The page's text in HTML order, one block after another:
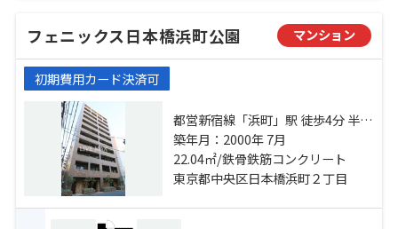
フェニックス日本橋浜町公園 マンション
初期費用カード決済可
都営新宿線「浜町」駅 徒歩4分 半蔵
門線「水天宮前」駅 徒歩11分 日比
谷線「人形町」駅 徒歩13分
築年月：2000年 7月
22.04㎡/鉄骨鉄筋コンクリート
東京都中央区日本橋浜町２丁目